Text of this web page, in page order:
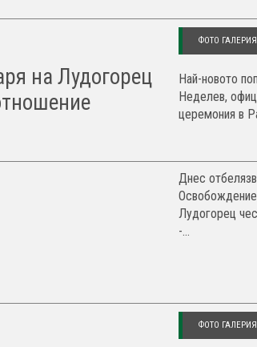
на Лудогорец
ФОТО ГАЛЕРИЯ
Най-новото
Неделев,
церемония в
Днес
Лудогорец
-...
ФОТО ГАЛЕРИЯ